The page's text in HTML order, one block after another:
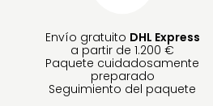
Envío gratuito DHL Express
a partir de 1.200 €
Paquete cuidadosamente
preparado
Seguimiento del paquete